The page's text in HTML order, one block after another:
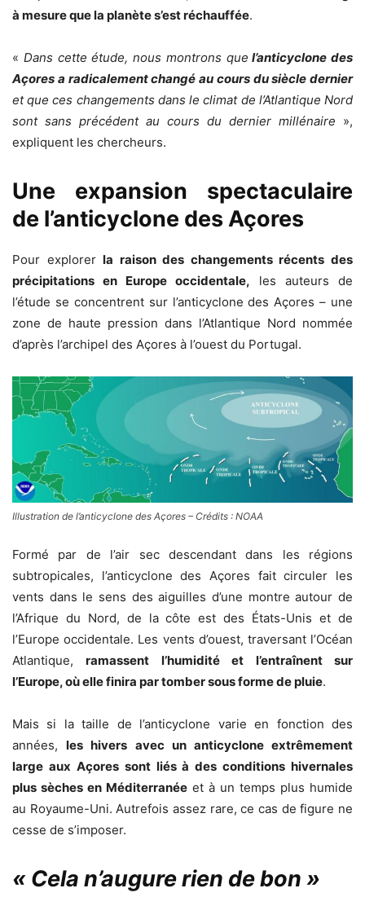
à mesure que la planète s’est réchauffée.
« Dans cette étude, nous montrons que l’anticyclone des
Açores a radicalement changé au cours du siècle dernier
et que ces changements dans le climat de l’Atlantique Nord
sont sans précédent au cours du dernier millénaire »,
expliquent les chercheurs.
Une expansion spectaculaire
de l’anticyclone des Açores
Pour explorerla raison des changements récents des
précipitations en Europe occidentale, les auteurs de
l’étude se concentrent sur l’anticyclone des Açores – une
zone de haute pression dans l’Atlantique Nord nommée
d’après l’archipel des Açores à l’ouest du Portugal.
Illustration de l’anticyclone des Açores – Crédits : NOAA
Formé par de l’air sec descendant dans les régions
subtropicales, l’anticyclone des Açores fait circuler les
vents dans le sens des aiguilles d’une montre autour de
l’Afrique du Nord, de la côte est des États-Unis et de
l’Europe occidentale. Les vents d’ouest, traversant l’Océan
Atlantique,ramassent l’humidité et l’entraînent sur
l’Europe, où elle finira par tomber sous forme de pluie.
Mais si la taille de l’anticyclone varie en fonction des
années,les hivers avec un anticyclone extrêmement
large aux Açores sont liés à des conditions hivernales
plus sèches en Méditerranée et à un temps plus humide
au Royaume-Uni. Autrefois assez rare, ce cas de figure ne
cesse de s’imposer.
« Cela n’augure rien de bon »